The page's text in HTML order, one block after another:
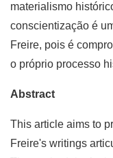
materialismo
conscientização é
Freire, pois é
o próprio processo
Abstract
This article aims to
Freire's writings